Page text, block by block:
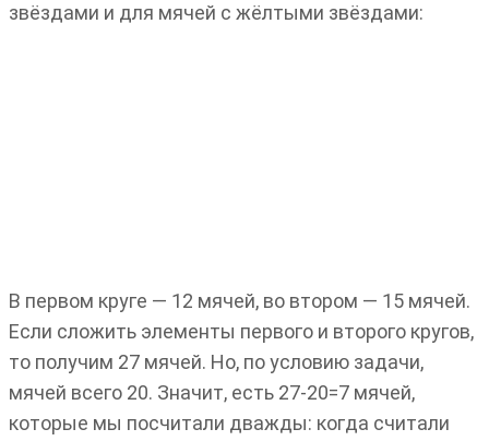
звёздами и для мячей с жёлтыми звёздами:
В первом круге — 12 мячей, во втором — 15 мячей.
Если сложить элементы первого и второго кругов,
то получим 27 мячей. Но, по условию задачи,
мячей всего 20. Значит, есть 27-20=7 мячей,
которые мы посчитали дважды: когда считали